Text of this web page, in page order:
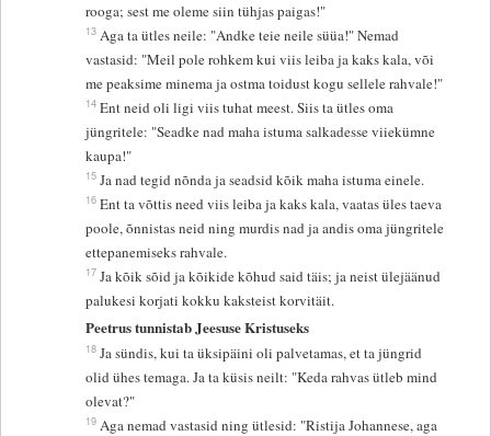
rooga; sest me oleme siin tühjas paigas!"
13 Aga ta ütles neile: "Andke teie neile süüa!" Nemad
vastasid: "Meil pole rohkem kui viis leiba ja kaks kala, või
me peaksime minema ja ostma toidust kogu sellele rahvale!"
14 Ent neid oli ligi viis tuhat meest. Siis ta ütles oma
jüngritele: "Seadke nad maha istuma salkadesse viiekümne
kaupa!"
15 Ja nad tegid nõnda ja seadsid kõik maha istuma einele.
16 Ent ta võttis need viis leiba ja kaks kala, vaatas üles taeva
poole, õnnistas neid ning murdis nad ja andis oma jüngritele
ettepanemiseks rahvale.
17 Ja kõik sõid ja kõikide kõhud said täis; ja neist ülejäänud
palukesi korjati kokku kaksteist korvitäit.
Peetrus tunnistab Jeesuse Kristuseks
18 Ja sündis, kui ta üksipäini oli palvetamas, et ta jüngrid
olid ühes temaga. Ja ta küsis neilt: "Keda rahvas ütleb mind
olevat?"
19 Aga nemad vastasid ning ütlesid: "Ristija Johannese, aga